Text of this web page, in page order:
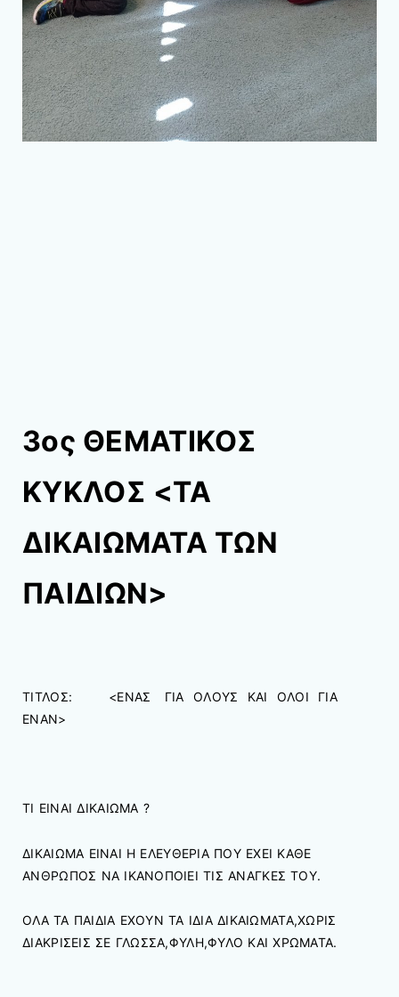
3ος ΘΕΜΑΤΙΚΟΣ
ΚΥΚΛΟΣ <ΤΑ
ΔΙΚΑΙΩΜΑΤΑ ΤΩΝ
ΠΑΙΔΙΩΝ>
ΤΙΤΛΟΣ: <ENAΣ ΓΙΑ ΟΛΟΥΣ ΚΑΙ ΟΛΟΙ ΓΙΑ
ΕΝΑΝ>
ΤΙ ΕΙΝΑΙ ΔΙΚΑΙΩΜΑ ?
ΔΙΚΑΙΩΜΑ ΕΙΝΑΙ Η ΕΛΕΥΘΕΡΙΑ ΠΟΥ ΕΧΕΙ ΚΑΘΕ
ΑΝΘΡΩΠΟΣ ΝΑ ΙΚΑΝΟΠΟΙΕΙ ΤΙΣ ΑΝΑΓΚΕΣ ΤΟΥ.
ΟΛΑ ΤΑ ΠΑΙΔΙΑ ΕΧΟΥΝ ΤΑ ΙΔΙΑ ΔΙΚΑΙΩΜΑΤΑ,ΧΩΡΙΣ
ΔΙΑΚΡΙΣΕΙΣ ΣΕ ΓΛΩΣΣΑ,ΦΥΛΗ,ΦΥΛΟ ΚΑΙ ΧΡΩΜΑΤΑ.